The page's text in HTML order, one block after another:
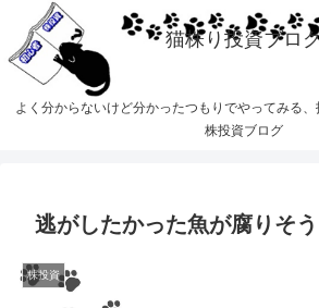
猫株り投資ブロ
よく分からないけど分かったつもりでやってみる
株投資ブログ
逃がしたかった魚が腐りそう
株投資